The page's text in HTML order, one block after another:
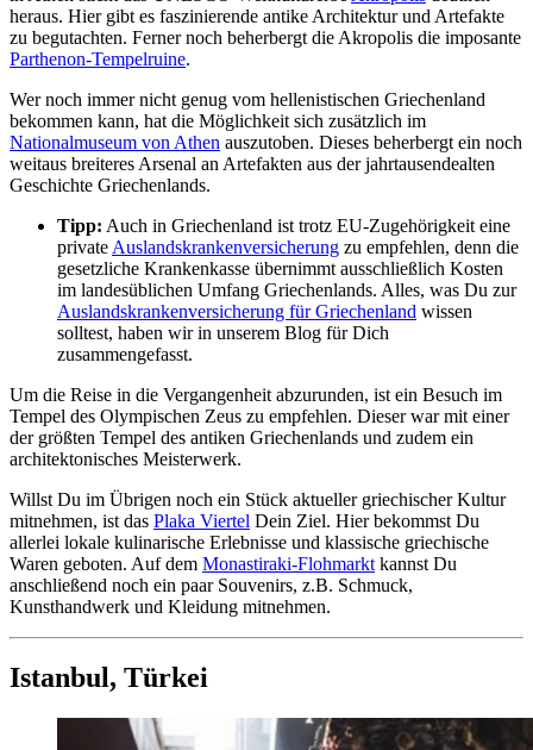
heraus. Hier gibt es faszinierende antike Architektur und Artefakte
zu begutachten. Ferner noch beherbergt die Akropolis die imposante
Parthenon-Tempelruine.
Wer noch immer nicht genug vom hellenistischen Griechenland
bekommen kann, hat die Möglichkeit sich zusätzlich im
Nationalmuseum von Athen auszutoben. Dieses beherbergt ein noch
weitaus breiteres Arsenal an Artefakten aus der jahrtausendealten
Geschichte Griechenlands.
Tipp: Auch in Griechenland ist trotz EU-Zugehörigkeit eine
private Auslandskrankenversicherung zu empfehlen, denn die
gesetzliche Krankenkasse übernimmt ausschließlich Kosten
im landesüblichen Umfang Griechenlands. Alles, was Du zur
Auslandskrankenversicherung für Griechenland wissen
solltest, haben wir in unserem Blog für Dich
zusammengefasst.
Um die Reise in die Vergangenheit abzurunden, ist ein Besuch im
Tempel des Olympischen Zeus zu empfehlen. Dieser war mit einer
der größten Tempel des antiken Griechenlands und zudem ein
architektonisches Meisterwerk.
Willst Du im Übrigen noch ein Stück aktueller griechischer Kultur
mitnehmen, ist das Plaka Viertel Dein Ziel. Hier bekommst Du
allerlei lokale kulinarische Erlebnisse und klassische griechische
Waren geboten. Auf dem Monastiraki-Flohmarkt kannst Du
anschließend noch ein paar Souvenirs, z.B. Schmuck,
Kunsthandwerk und Kleidung mitnehmen.
Istanbul, Türkei